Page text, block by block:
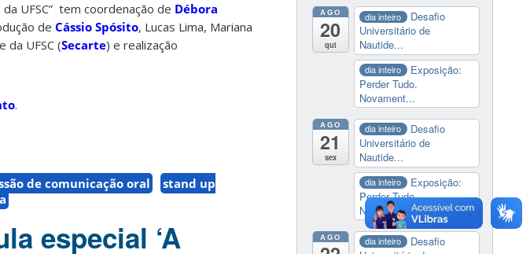
UFSC” tem coordenação de Débora
de Cássio Spósito, Lucas Lima, Mariana
da UFSC (Secarte) e realização
.
de comunicação oral
stand up
especial ‘A
AGO
20
qui
dia inteiro
Desafio
Universitário de
Nautide...
dia inteiro
Exposição:
Perder Tudo.
Novament...
AGO
21
sex
dia inteiro
Desafio
Universitário de
Nautide...
dia inteiro
Exposição:
Perder Tudo.
Novament...
AGO dia inteiro
Desafio